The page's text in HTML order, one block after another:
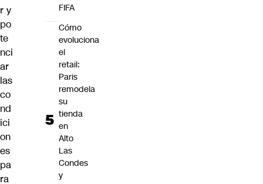
r y
po
te
nci
ar
las
co
nd
ici
on
es
pa
ra
FIFA
Cómo
evoluciona
el
retail:
Paris
remodela
su
tienda
en
Alto
Las
Condes
y